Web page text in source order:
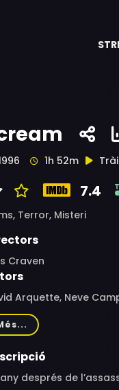
1h 52m
7.4
Terror, Misteri
Craven
Arquette, Neve
Brown, Joseph
Carla Hatley,
Troy Bishop,
després de